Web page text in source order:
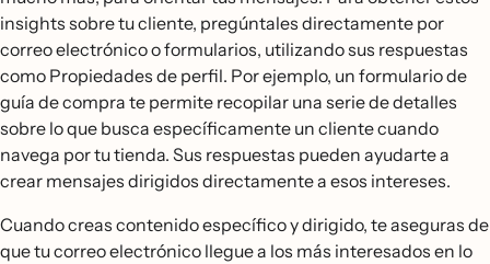
insights sobre tu cliente, pregúntales directamente por
correo electrónico o formularios, utilizando sus respuestas
como Propiedades de perfil. Por ejemplo, un formulario de
guía de compra te permite recopilar una serie de detalles
sobre lo que busca específicamente un cliente cuando
navega por tu tienda. Sus respuestas pueden ayudarte a
crear mensajes dirigidos directamente a esos intereses.
Cuando creas contenido específico y dirigido, te aseguras de
que tu correo electrónico llegue a los más interesados en lo